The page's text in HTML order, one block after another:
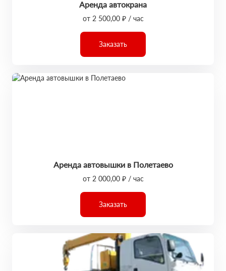
Аренда автокрана
от 2 500,00 ₽ / час
Заказать
Аренда автовышки в Полетаево
от 2 000,00 ₽ / час
Заказать